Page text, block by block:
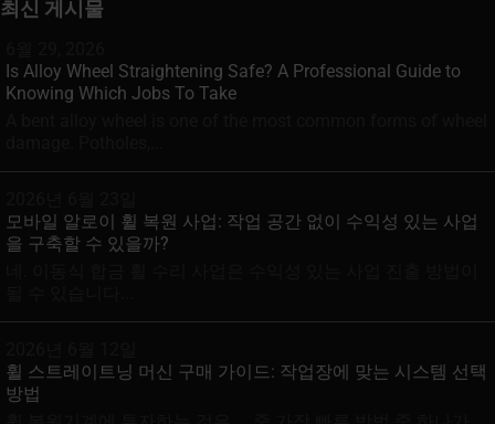
최신 게시물
Is Alloy Wheel Straightening Safe? A Professional Guide to
Knowing Which Jobs To Take
모바일 알로이 휠 복원 사업: 작업 공간 없이 수익성 있는 사업
을 구축할 수 있을까?
휠 스트레이트닝 머신 구매 가이드: 작업장에 맞는 시스템 선택
방법